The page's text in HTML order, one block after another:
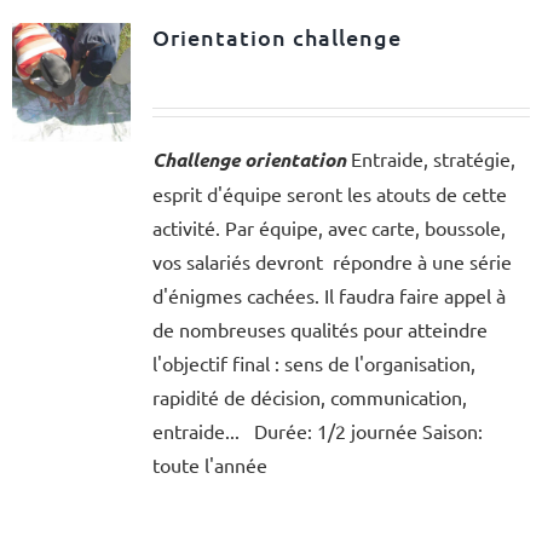
Orientation challenge
Challenge orientationEntraide, stratégie,
esprit d'équipe seront les atouts de cette
activité. Par équipe, avec carte, boussole,
vos salariés devront répondre à une série
d'énigmes cachées. Il faudra faire appel à
de nombreuses qualités pour atteindre
l'objectif final : sens de l'organisation,
rapidité de décision, communication,
entraide... Durée: 1/2 journée Saison:
toute l'année